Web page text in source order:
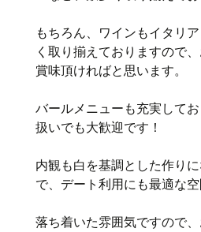
もちろん、ワインもイタリ
く取り揃えておりますので
賞味頂ければと思います。
バールメニューも充実して
扱いでも大歓迎です！
内観も白を基調とした作り
で、デート利用にも最適な空
落ち着いた雰囲気ですので